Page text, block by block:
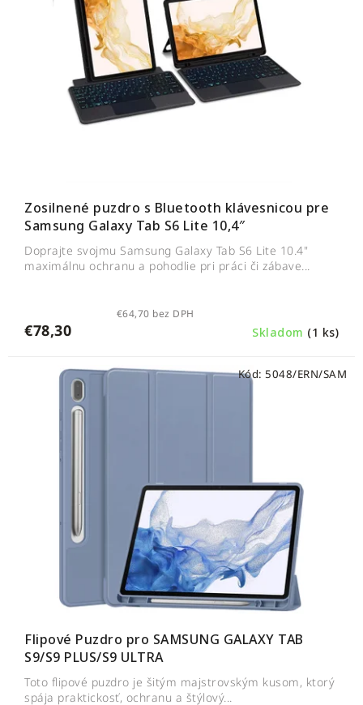
Zosilnené puzdro s Bluetooth klávesnicou pre
Samsung Galaxy Tab S6 Lite 10,4″
Skladom (1 ks)
€64,70 bez DPH
€78,30
Doprajte svojmu Samsung Galaxy Tab S6 Lite 10.4"
maximálnu ochranu a pohodlie pri práci či zábave...
Flipové Puzdro pro SAMSUNG GALAXY TAB
S9/S9 PLUS/S9 ULTRA
Toto flipové puzdro je šitým majstrovským kusom, ktorý
spája praktickosť, ochranu a štýlový...
Kód: 5048/ERN/SAM